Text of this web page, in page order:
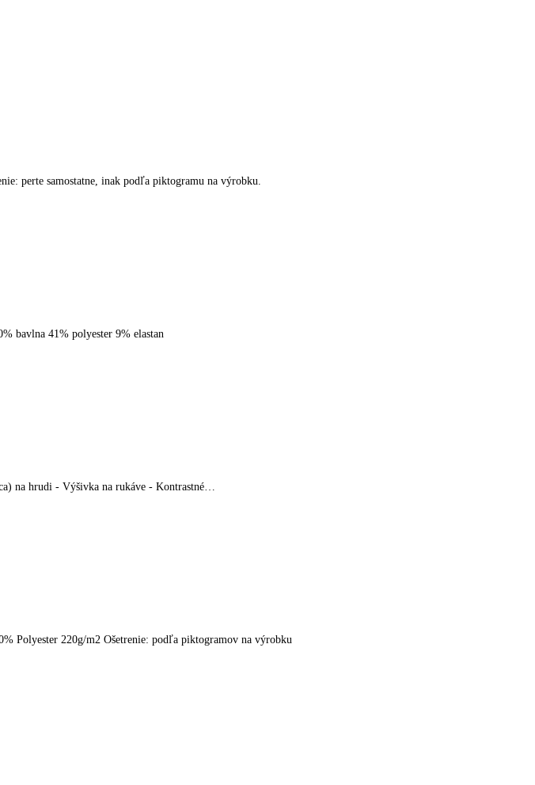
perte samostatne, inak podľa piktogramu na výrobku.
bavlna 41% polyester 9% elastan
na hrudi - Výšivka na rukáve - Kontrastné…
Polyester 220g/m2 Ošetrenie: podľa piktogramov na výrobku